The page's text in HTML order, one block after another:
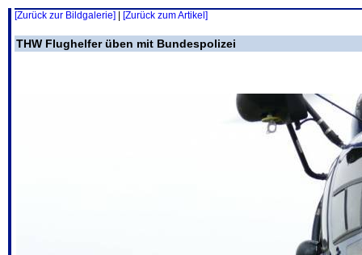
[Zurück zur Bildgalerie] [Zurück zum Artikel]
THW Flughelfer üben mit Bundespolizei